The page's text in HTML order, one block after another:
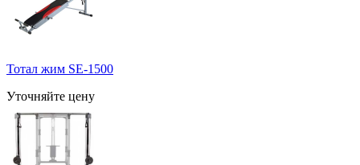
Тотал жим SE-1500
Уточняйте цену